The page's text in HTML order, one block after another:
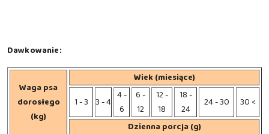
Dawkowanie:
Waga psa
dorosłego
(kg)
Wiek (miesiące)
1 - 3 3 - 4
4 -
6
6 -
12
12 -
18
18 -
24
24 - 30
30 <
Dzienna porcja (g)